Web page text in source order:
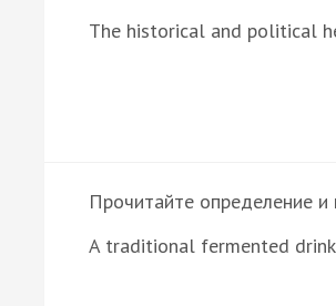
The historical and political
Прочитайте определение и
A traditional fermented